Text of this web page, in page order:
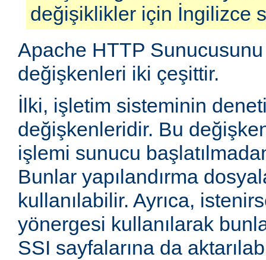
değişiklikler için İngilizce
Apache HTTP
değişkenleri iki çeşittir.
İlki, işletim sisteminin
değişkenleridir. Bu
işlemi sunucu
Bunlar yapılandırma
kullanılabilir. Ayrıca,
yönergesi kullanılarak
SSI sayfalarına da